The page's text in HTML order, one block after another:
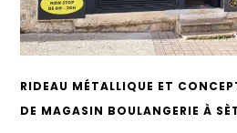
RIDEAU MÉTALLIQUE ET
DE MAGASIN BOULANGERIE À